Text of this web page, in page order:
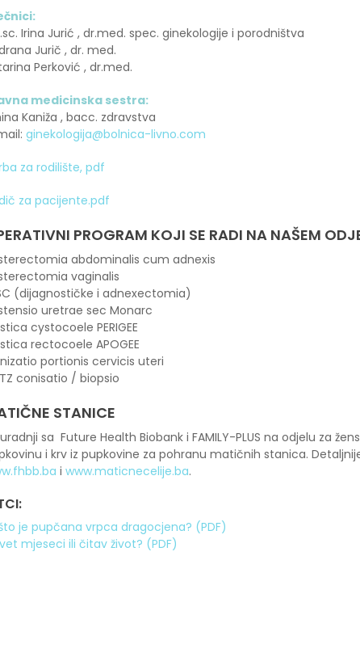
Irina Jurić , dr.med. spec. ginekologije i porodništva
Jurič , dr. med.
Perković , dr.med.
medicinska sestra:
Kaniža , bacc. zdravstva
ginekologija@bolnica-livno.com
za rodilište, pdf
za pacijente.pdf
PROGRAM KOJI SE RADI NA NAŠEM
abdominalis cum adnexis
vaginalis
(dijagnostičke i adnexectomia)
uretrae sec Monarc
cystocoele PERIGEE
rectocoele APOGEE
portionis cervicis uteri
conisatio / biopsio
STANICE
sa Future Health Biobank i FAMILY-PLUS na odjelu za
i krv iz pupkovine za pohranu matičnih stanica.
i www.maticnecelije.ba.
je pupčana vrpca dragocjena? (PDF)
mjeseci ili čitav život? (PDF)